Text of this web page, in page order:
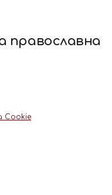
православна
Cookie